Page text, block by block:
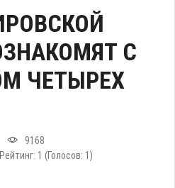
С
ЧЕТЫРЕХ
9168
Рейтинг: 1 (Голосов: 1 )